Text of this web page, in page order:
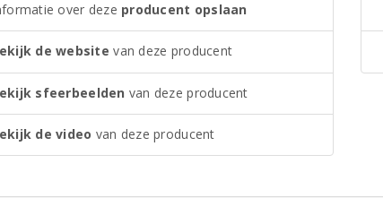
over deze producent opslaan
de website van deze producent
sfeerbeelden van deze producent
de video van deze producent